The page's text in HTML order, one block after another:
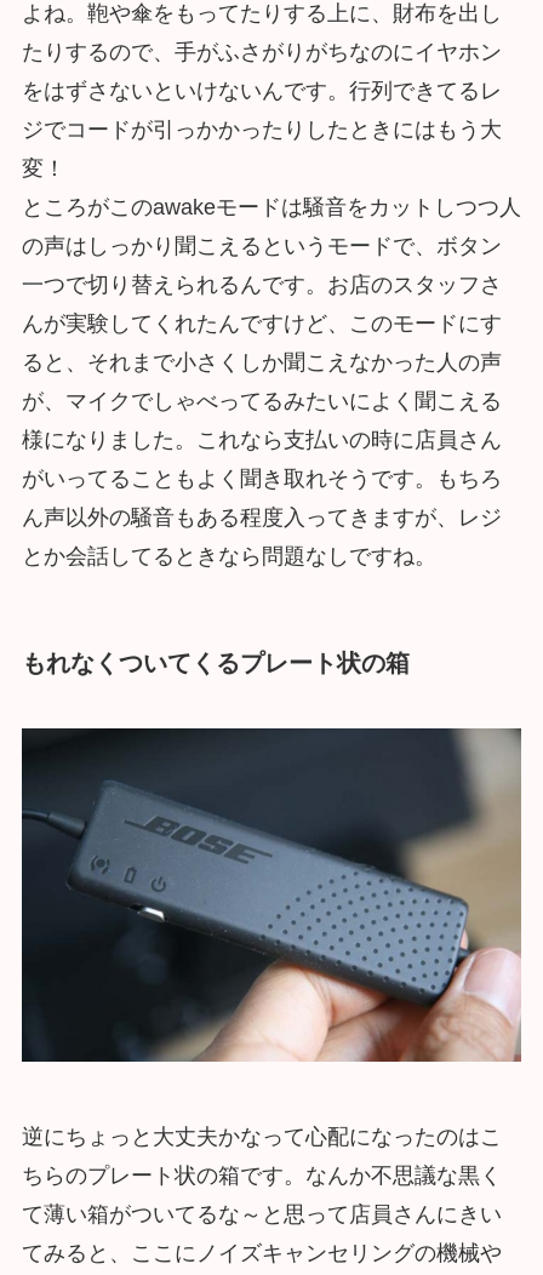
よね。鞄や傘をもってたりする上に、財布を出し
たりするので、手がふさがりがちなのにイヤホン
をはずさないといけないんです。行列できてるレ
ジでコードが引っかかったりしたときにはもう大
変！
ところがこのawakeモードは騒音をカットしつつ人
の声はしっかり聞こえるというモードで、ボタン
一つで切り替えられるんです。お店のスタッフさ
んが実験してくれたんですけど、このモードにす
ると、それまで小さくしか聞こえなかった人の声
が、マイクでしゃべってるみたいによく聞こえる
様になりました。これなら支払いの時に店員さん
がいってることもよく聞き取れそうです。もちろ
ん声以外の騒音もある程度入ってきますが、レジ
とか会話してるときなら問題なしですね。
もれなくついてくるプレート状の箱
逆にちょっと大丈夫かなって心配になったのはこ
ちらのプレート状の箱です。なんか不思議な黒く
て薄い箱がついてるな～と思って店員さんにきい
てみると、ここにノイズキャンセリングの機械や